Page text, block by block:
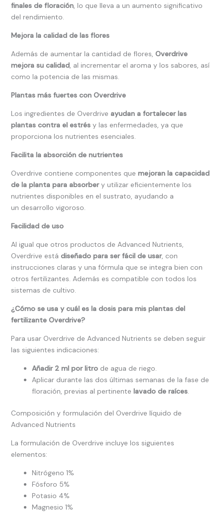
finales de floración, lo que lleva a un aumento significativo
del rendimiento.
Mejora la calidad de las flores
Además de aumentar la cantidad de flores, Overdrive
mejora su calidad, al incrementar el aroma y los sabores, así
como la potencia de las mismas.
Plantas más fuertes con Overdrive
Los ingredientes de Overdrive ayudan a fortalecer las
plantas contra el estrésy las enfermedades, ya que
proporciona los nutrientes esenciales.
Facilita la absorción de nutrientes
Overdrive contiene componentes que mejoran la capacidad
de la planta para absorbery utilizar eficientemente los
nutrientes disponibles en el sustrato, ayudando a
un desarrollo vigoroso.
Facilidad de uso
Al igual que otros productos de Advanced Nutrients,
Overdrive está diseñado para ser fácil de usar, con
instrucciones claras y una fórmula que se integra bien con
otros fertilizantes. Además es compatible con todos los
sistemas de cultivo.
¿Cómo se usa y cuál es la dosis para mis plantas del
fertilizante Overdrive?
Para usar Overdrive de Advanced Nutrients se deben seguir
las siguientes indicaciones:
Añadir 2 ml por litrode agua de riego.
Aplicar durante las dos últimas semanas de la fase de
floración, previas al pertinente lavado de raíces.
Composición y formulación del Overdrive líquido de
Advanced Nutrients
La formulación de Overdrive incluye los siguientes
elementos:
Nitrógeno 1%
Fósforo 5%
Potasio 4%
Magnesio 1%